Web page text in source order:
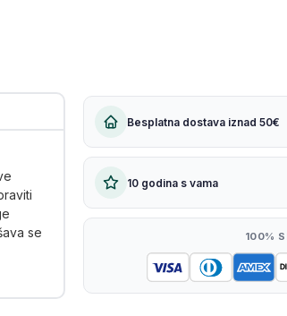
Besplatna dostava iznad 50€
10 godina s vama
100%
se